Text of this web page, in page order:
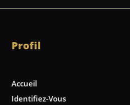
Profil
Accueil
Identifiez-Vous